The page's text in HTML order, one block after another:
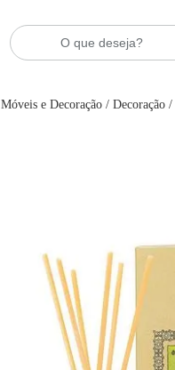
Móveis e Decoração / Decoração /